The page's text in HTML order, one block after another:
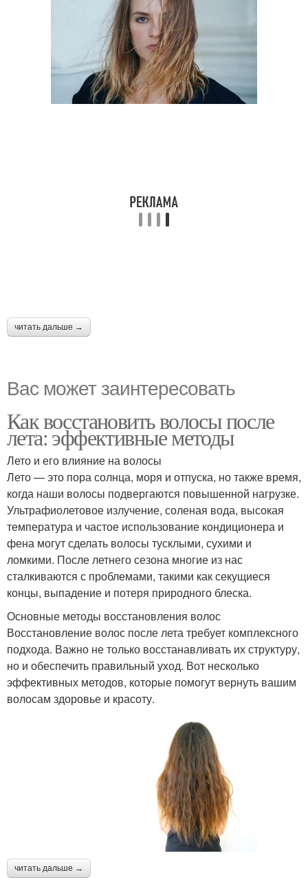
читать дальше →
Вас может заинтересовать
Как восстановить волосы после
лета: эффективные методы
Лето и его влияние на волосы
Лето — это пора солнца, моря и отпуска, но также время,
когда наши волосы подвергаются повышенной нагрузке.
Ультрафиолетовое излучение, соленая вода, высокая
температура и частое использование кондиционера и
фена могут сделать волосы тусклыми, сухими и
ломкими. После летнего сезона многие из нас
сталкиваются с проблемами, такими как секущиеся
концы, выпадение и потеря природного блеска.
Основные методы восстановления волос
Восстановление волос после лета требует комплексного
подхода. Важно не только восстанавливать их структуру,
но и обеспечить правильный уход. Вот несколько
эффективных методов, которые помогут вернуть вашим
волосам здоровье и красоту.
читать дальше →